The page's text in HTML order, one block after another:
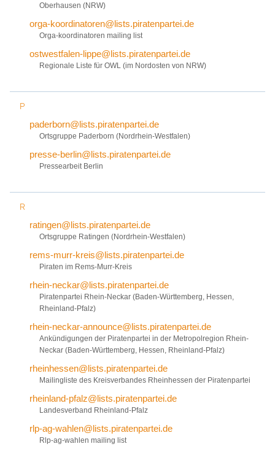
Oberhausen (NRW)
orga-koordinatoren@lists.piratenpartei.de
Orga-koordinatoren mailing list
ostwestfalen-lippe@lists.piratenpartei.de
Regionale Liste für OWL (im Nordosten von NRW)
P
paderborn@lists.piratenpartei.de
Ortsgruppe Paderborn (Nordrhein-Westfalen)
presse-berlin@lists.piratenpartei.de
Pressearbeit Berlin
R
ratingen@lists.piratenpartei.de
Ortsgruppe Ratingen (Nordrhein-Westfalen)
rems-murr-kreis@lists.piratenpartei.de
Piraten im Rems-Murr-Kreis
rhein-neckar@lists.piratenpartei.de
Piratenpartei Rhein-Neckar (Baden-Württemberg, Hessen,
Rheinland-Pfalz)
rhein-neckar-announce@lists.piratenpartei.de
Ankündigungen der Piratenpartei in der Metropolregion Rhein-
Neckar (Baden-Württemberg, Hessen, Rheinland-Pfalz)
rheinhessen@lists.piratenpartei.de
Mailingliste des Kreisverbandes Rheinhessen der Piratenpartei
rheinland-pfalz@lists.piratenpartei.de
Landesverband Rheinland-Pfalz
rlp-ag-wahlen@lists.piratenpartei.de
Rlp-ag-wahlen mailing list